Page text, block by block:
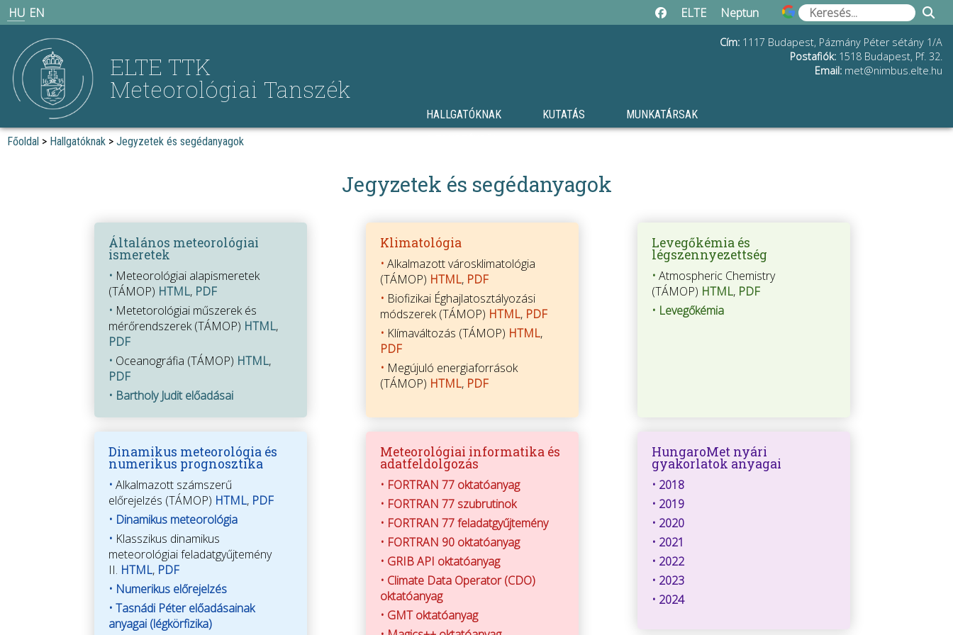
HU EN ELTE Neptun
ELTE TTK
Meteorológiai Tanszék
Cím: 1117 Budapest, Pázmány Péter sétány 1/A
Postafiók: 1518 Budapest, Pf. 32.
Email: uh.etle.submin@tem
HALLGATÓKNAK KUTATÁS
MUNKATÁRSAK
Főoldal > Hallgatóknak > Jegyzetek és segédanyagok
Jegyzetek és segédanyagok
Általános meteorológiai
ismeretek
• Meteorológiai alapismeretek
(TÁMOP) HTML, PDF
• Metetorológiai műszerek és
mérőrendszerek (TÁMOP) HTML,
PDF
• Oceanográfia (TÁMOP) HTML,
PDF
• Bartholy Judit előadásai
Klimatológia
• Alkalmazott városklimatológia
(TÁMOP) HTML, PDF
• Biofizikai Éghajlatosztályozási
módszerek (TÁMOP) HTML, PDF
• Klímaváltozás (TÁMOP) HTML,
PDF
• Megújuló energiaforrások
(TÁMOP) HTML, PDF
Levegőkémia és
légszennyezettség
• Atmospheric Chemistry
(TÁMOP) HTML, PDF
• Levegőkémia
Dinamikus meteorológia és
numerikus prognosztika
• Alkalmazott számszerű
előrejelzés (TÁMOP) HTML, PDF
• Dinamikus meteorológia
• Klasszikus dinamikus
meteorológiai feladatgyűjtemény
II. HTML, PDF
• Numerikus előrejelzés
• Tasnádi Péter előadásainak
anyagai (légkörfizika)
Meteorológiai informatika és
adatfeldolgozás
• FORTRAN 77 oktatóanyag
• FORTRAN 77 szubrutinok
• FORTRAN 77 feladatgyűjtemény
• FORTRAN 90 oktatóanyag
• GRIB API oktatóanyag
• Climate Data Operator (CDO)
oktatóanyag
• GMT oktatóanyag
HungaroMet nyári
gyakorlatok anyagai
• 2018
• 2019
• 2020
• 2021
• 2022
• 2023
• 2024